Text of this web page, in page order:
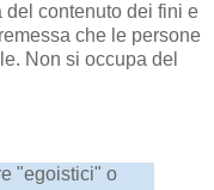
contenuto dei fini e
che le persone
Non si occupa del
"egoistici" o